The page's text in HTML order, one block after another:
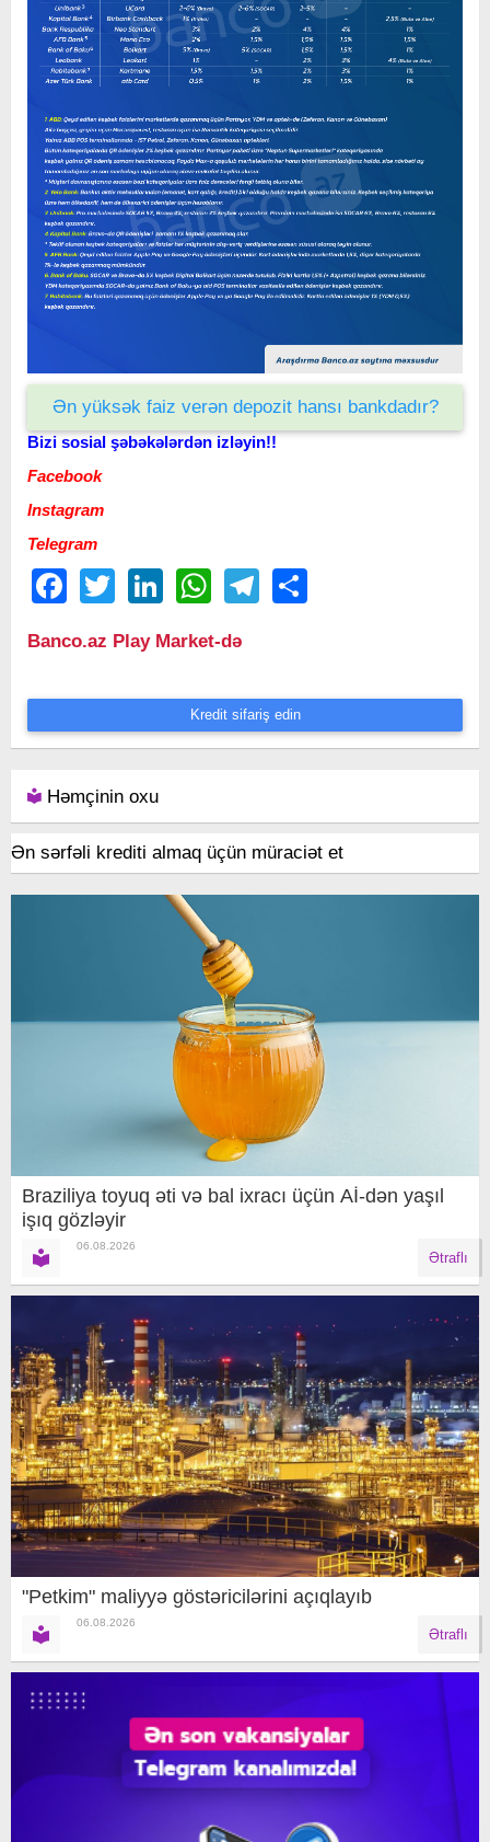
Ən yüksək faiz verən depozit hansı bankdadır?
Bizi sosial şəbəkələrdən izləyin!!
Facebook
Instagram
Telegram
FacebookTwitter LinkedIn WhatsAppTelegram
Banco.az Play Market-də
Kredit sifariş edin
Həmçinin oxu
Ən sərfəli krediti almaq üçün müraciət et
Braziliya toyuq əti və bal ixracı üçün Aİ-dən yaşıl
işıq gözləyir
06.08.2026
Ətraflı
"Petkim" maliyyə göstəricilərini açıqlayıb
06.08.2026
Ətraflı